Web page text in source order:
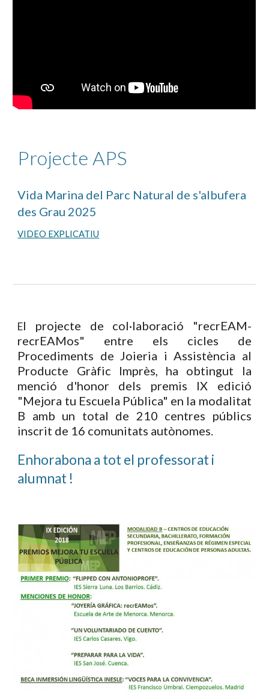
Projecte APS
Vida Marina del Parc Natural de s'albufera
des Grau 2025
VIDEO EXPLICATIU
El projecte de col·laboració "recrEAM-
recrEAMos" entre els cicles de
Procediments de Joieria i Assistència al
Producte Gràfic Imprès, ha obtingut la
menció d'honor dels premis IX edició
"Mejora tu Escuela Pública" en la modalitat
B amb un total de 210 centres públics
inscrit de 16 comunitats autònomes.
Enhorabona a tot el professorat i
alumnat !